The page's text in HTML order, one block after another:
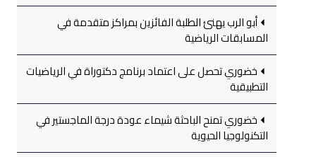
أبو الرب يهنئ الطلبة الفائزين بمراكز متقدمة في
المسابقات الرياضية
خضوري تحصل على اعتماد برنامج دكتوراة في الرياضيات
التطبيقية
خضوري تمنح الباحثة شيماء عودة درجة الماجستير في
التكنولوجيا الحيوية